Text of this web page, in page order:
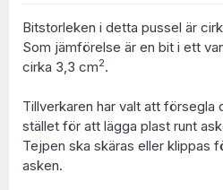
Bitstorleken i detta pussel är
Som jämförelse är en bit i ett
cirka 3,3 cm2.
Tillverkaren har valt att försegla
stället för att lägga plast runt
Tejpen ska skäras eller klippas
asken.